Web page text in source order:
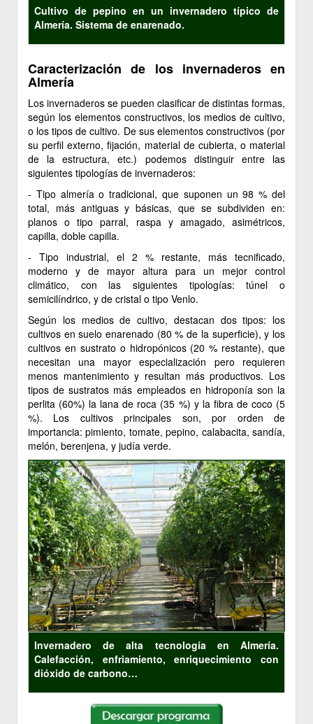
Cultivo de pepino en un invernadero típico de
Almería. Sistema de enarenado.
Caracterización de los invernaderos en
Almería
Los invernaderos se pueden clasificar de distintas formas,
según los elementos constructivos, los medios de cultivo,
o los tipos de cultivo. De sus elementos constructivos (por
su perfil externo, fijación, material de cubierta, o material
de la estructura, etc.) podemos distinguir entre las
siguientes tipologías de invernaderos:
- Tipo almería o tradicional, que suponen un 98 % del
total, más antiguas y básicas, que se subdividen en:
planos o tipo parral, raspa y amagado, asimétricos,
capilla, doble capilla.
- Tipo industrial, el 2 % restante, más tecnificado,
moderno y de mayor altura para un mejor control
climático, con las siguientes tipologías: túnel o
semicilíndrico, y de cristal o tipo Venlo.
Según los medios de cultivo, destacan dos tipos: los
cultivos en suelo enarenado (80 % de la superficie), y los
cultivos en sustrato o hidropónicos (20 % restante), que
necesitan una mayor especialización pero requieren
menos mantenimiento y resultan más productivos. Los
tipos de sustratos más empleados en hidroponía son la
perlita (60%) la lana de roca (35 %) y la fibra de coco (5
%). Los cultivos principales son, por orden de
importancia: pimiento, tomate, pepino, calabacita, sandía,
melón, berenjena, y judía verde.
Invernadero de alta tecnología en Almería.
Calefacción, enfriamiento, enriquecimiento con
dióxido de carbono…